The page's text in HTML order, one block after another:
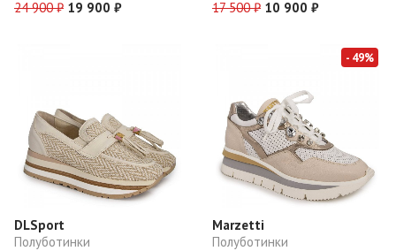
24 900 ₽ 19 900 ₽
17 500 ₽ 10 900 ₽
DLSport
Полуботинки
- 49%
Marzetti
Полуботинки